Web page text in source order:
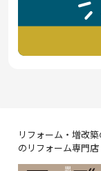
リフォーム・増改
のリフォーム専門